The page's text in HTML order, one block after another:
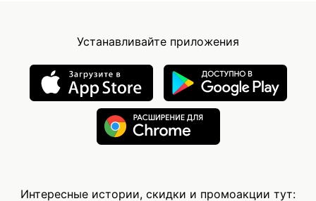
Устанавливайте приложения
Интересные истории, скидки и промоакции тут: